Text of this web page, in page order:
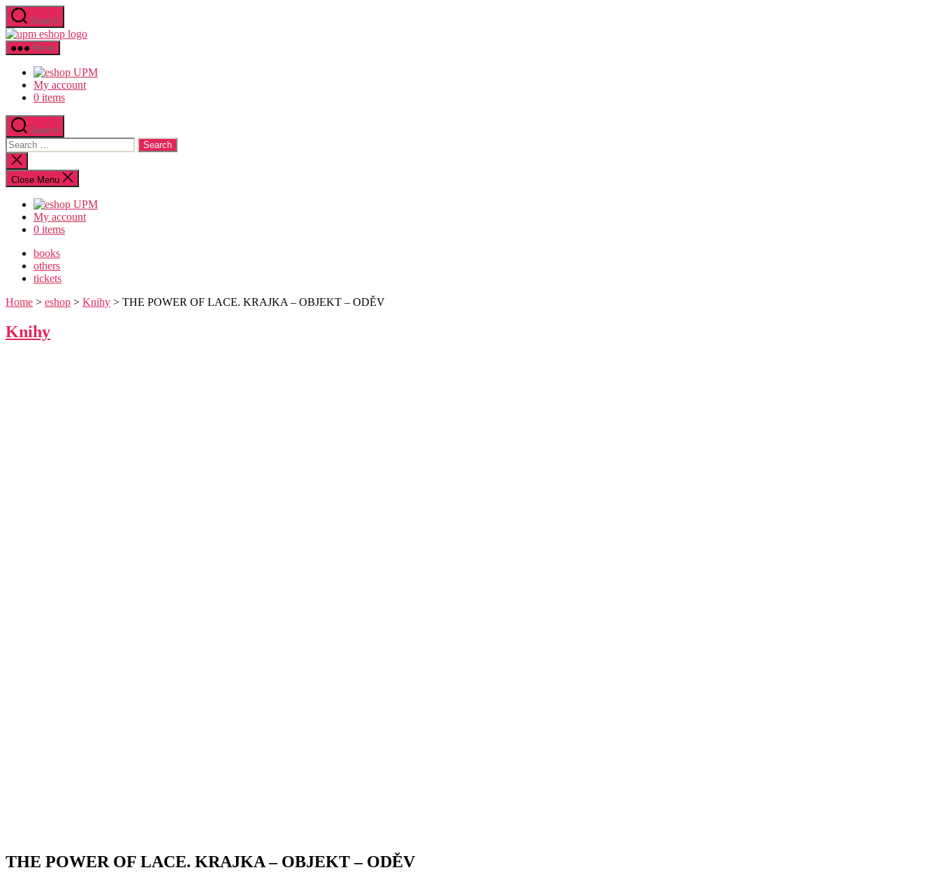
Skip
to
the
content
Search
upm
Menu
My account
0 items
Search
Search
for:
Close
search
Close Menu
My account
0 items
books
others
tickets
Home > eshop > Knihy > THE POWER OF LACE. KRAJKA – OBJEKT – ODĚV
Knihy
THE POWER OF LACE. KRAJKA – OBJEKT – ODĚV